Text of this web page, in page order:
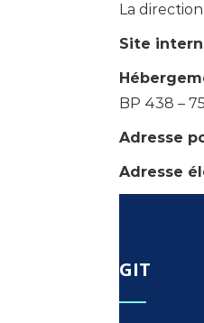
La
Site
BP 438 –
Adresse
Adresse
GIT